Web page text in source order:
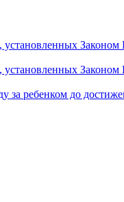
за ребенком до